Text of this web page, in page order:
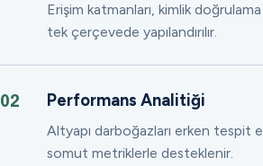
Erişim katmanları, kimlik
tek çerçevede yapılandırılır.
02 Performans Analitiği
Altyapı darboğazları erken tespit
somut metriklerle desteklenir.